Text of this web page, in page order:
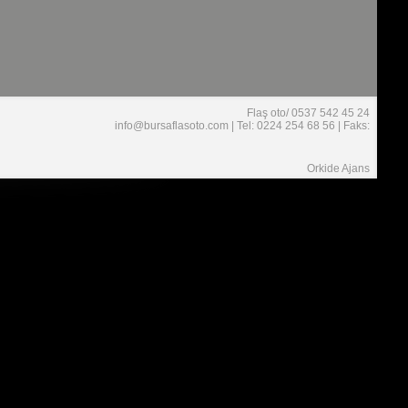
Flaş oto/ 0537 542 45 24
info@bursaflasoto.com | Tel: 0224 254 68 56 | Faks:
Orkide Ajans